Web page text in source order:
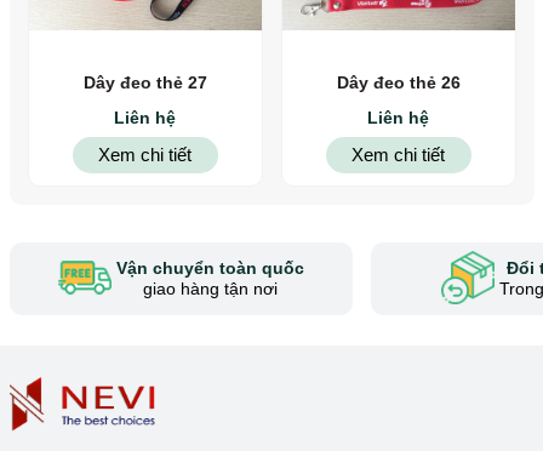
Dây đeo thẻ 27
Liên hệ
Xem chi tiết
Dây đeo thẻ 26
Liên hệ
Xem chi tiết
Vận chuyển toàn quốc
giao hàng tận nơi
Đổi